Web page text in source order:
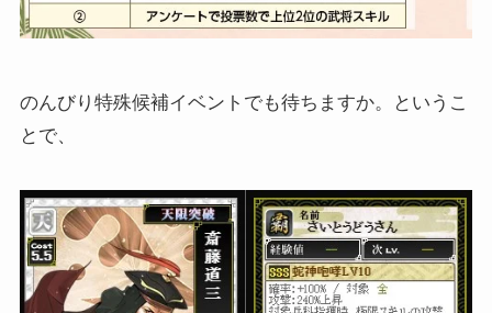
のんびり特殊候補イベントでも待ちますか。というこ
とで、